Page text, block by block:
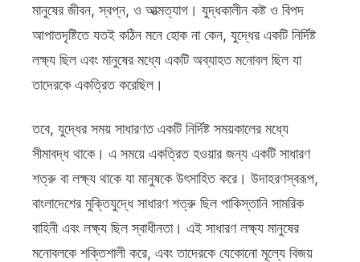
মানুষের জীবন, স্বপ্ন, ও আত্মত্যাগ। যুদ্ধকালীন কষ্ট ও বিপদ
আপাতদৃষ্টিতে যতই কঠিন মনে হোক না কেন, যুদ্ধের একটি নির্দিষ্ট
লক্ষ্য ছিল এবং মানুষের মধ্যে একটি অব্যাহত মনোবল ছিল যা
তাদেরকে একত্রিত করেছিল।
তবে, যুদ্ধের সময় সাধারণত একটি নির্দিষ্ট সময়কালের মধ্যে
সীমাবদ্ধ থাকে। এ সময়ে একত্রিত হওয়ার জন্য একটি সাধারণ
শত্রু বা লক্ষ্য থাকে যা মানুষকে উৎসাহিত করে। উদাহরণস্বরূপ,
বাংলাদেশের মুক্তিযুদ্ধে সাধারণ শত্রু ছিল পাকিস্তানি সামরিক
বাহিনী এবং লক্ষ্য ছিল স্বাধীনতা। এই সাধারণ লক্ষ্য মানুষের
মনোবলকে শক্তিশালী করে, এবং তাদেরকে যেকোনো মূল্যে বিজয়